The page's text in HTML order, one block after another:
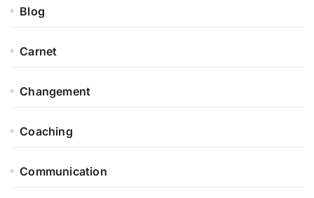
Blog
Carnet
Changement
Coaching
Communication